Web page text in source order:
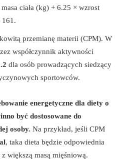
ciała (kg) + 6.25 × wzrost
161.
przemianę materii (CPM). W
współczynnik aktywności
dla osób prowadzących siedzący
sportowców.
energetyczne dla diety o
być dostosowane do
osoby. Na przykład, jeśli CPM
, taka dieta będzie odpowiednia
większą masą mięśniową.